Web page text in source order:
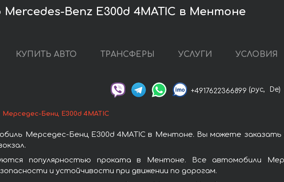
Benz E300d 4MATIC в Ментоне
КУПИТЬ АВТО ТРАНСФЕРЫ УСЛУГИ УСЛОВИЯ
+4917622366899 (рус, De)
Мерседес-Бенц E300d 4MATIC
Мерседес-Бенц E300d 4MATIC в Ментоне. Вы можете
популярностью проката в Ментоне. Все автомобили
и устойчивости при движении по дорогам.